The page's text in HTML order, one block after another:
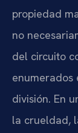
propiedad
no
del circuito
enumerados
división. En
la crueldad,